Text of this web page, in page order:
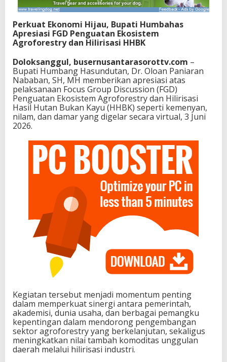
Perkuat Ekonomi Hijau, Bupati Humbahas
Apresiasi FGD Penguatan Ekosistem
Agroforestry dan Hilirisasi HHBK
Doloksanggul, busernusantarasorottv.com –
Bupati Humbang Hasundutan, Dr. Oloan Paniaran
Nababan, SH, MH memberikan apresiasi atas
pelaksanaan Focus Group Discussion (FGD)
Penguatan Ekosistem Agroforestry dan Hilirisasi
Hasil Hutan Bukan Kayu (HHBK) seperti kemenyan,
nilam, dan damar yang digelar secara virtual, 3 Juni
2026.
Kegiatan tersebut menjadi momentum penting
dalam memperkuat sinergi antara pemerintah,
akademisi, dunia usaha, dan berbagai pemangku
kepentingan dalam mendorong pengembangan
sektor agroforestry yang berkelanjutan, sekaligus
meningkatkan nilai tambah komoditas unggulan
daerah melalui hilirisasi industri.